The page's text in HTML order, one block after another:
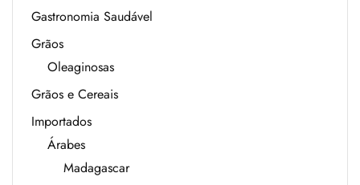
Gastronomia Saudável
Grãos
Oleaginosas
Grãos e Cereais
Importados
Árabes
Madagascar